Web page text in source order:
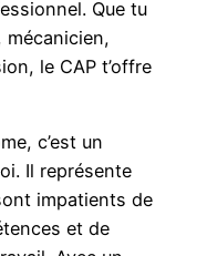
Que tu
mécanicien,
le CAP t’offre
c’est un
Il représente
impatients de
et de